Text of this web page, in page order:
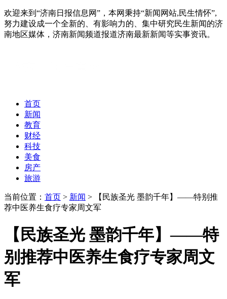
欢迎来到“济南日报信息网”，本网秉持“新闻网站,民生情怀”,
努力建设成一个全新的、有影响力的、集中研究民生新闻的济
南地区媒体，济南新闻频道报道济南最新新闻等实事资讯。
首页
新闻
教育
财经
科技
美食
房产
旅游
当前位置： 首页 > 新闻 > 【民族圣光 墨韵千年】——特别推
荐中医养生食疗专家周文军
【民族圣光 墨韵千年】——特
别推荐中医养生食疗专家周文
军